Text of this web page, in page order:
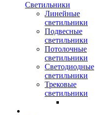
Светильники
Линейные
светильники
Подвесные
светильники
Потолочные
светильники
Светодиодные
светильники
Трековые
светильники